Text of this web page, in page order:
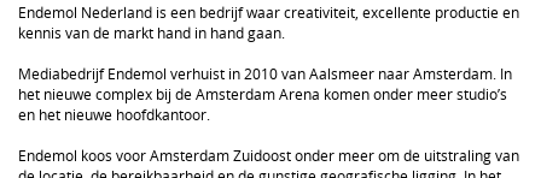
Endemol Nederland is een bedrijf waar creativiteit, excellente productie en
kennis van de markt hand in hand gaan.
Mediabedrijf Endemol verhuist in 2010 van Aalsmeer naar Amsterdam. In
het nieuwe complex bij de Amsterdam Arena komen onder meer studio’s
en het nieuwe hoofdkantoor.
Endemol koos voor Amsterdam Zuidoost onder meer om de uitstraling van